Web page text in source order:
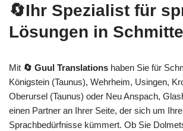
🔄Ihr Spezialist für
Lösungen in
Mit 🔄 Guul Translations haben Sie für
Königstein (Taunus), Wehrheim, Usingen,
Oberursel (Taunus) oder Neu Anspach,
einen Partner an Ihrer Seite, der sich um
Sprachbedürfnisse kümmert. Ob Sie